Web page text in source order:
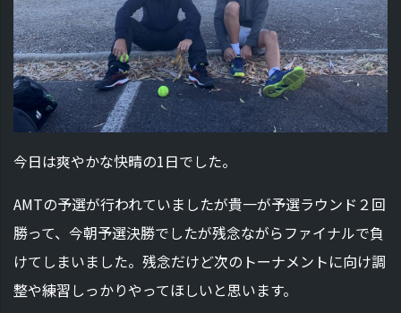
今日は爽やかな快晴の1日でした。
AMTの予選が行われていましたが貴一が予選ラウンド２回
勝って、今朝予選決勝でしたが残念ながらファイナルで負
けてしまいました。残念だけど次のトーナメントに向け調
整や練習しっかりやってほしいと思います。